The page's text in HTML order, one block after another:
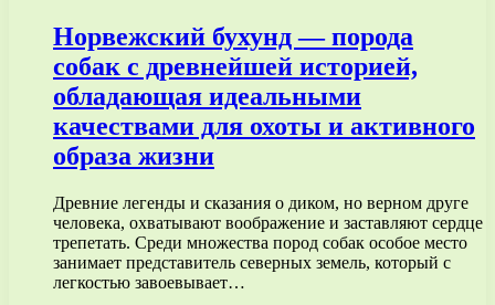
Норвежский бухунд — порода
собак с древнейшей историей,
обладающая идеальными
качествами для охоты и активного
образа жизни
Древние легенды и сказания о диком, но верном друге
человека, охватывают воображение и заставляют сердце
трепетать. Среди множества пород собак особое место
занимает представитель северных земель, который с
легкостью завоевывает…